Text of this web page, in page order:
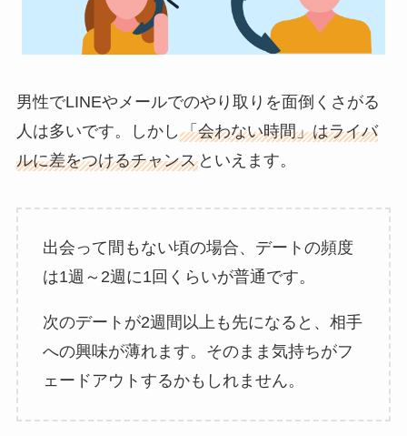
男性でLINEやメールでのやり取りを面倒くさがる
人は多いです。しかし 「会わない時間」はライバ
ルに差をつけるチャンスといえます。
出会って間もない頃の場合、デートの頻度
は1週～2週に1回くらいが普通です。
次のデートが2週間以上も先になると、相手
への興味が薄れます。そのまま気持ちがフ
ェードアウトするかもしれません。